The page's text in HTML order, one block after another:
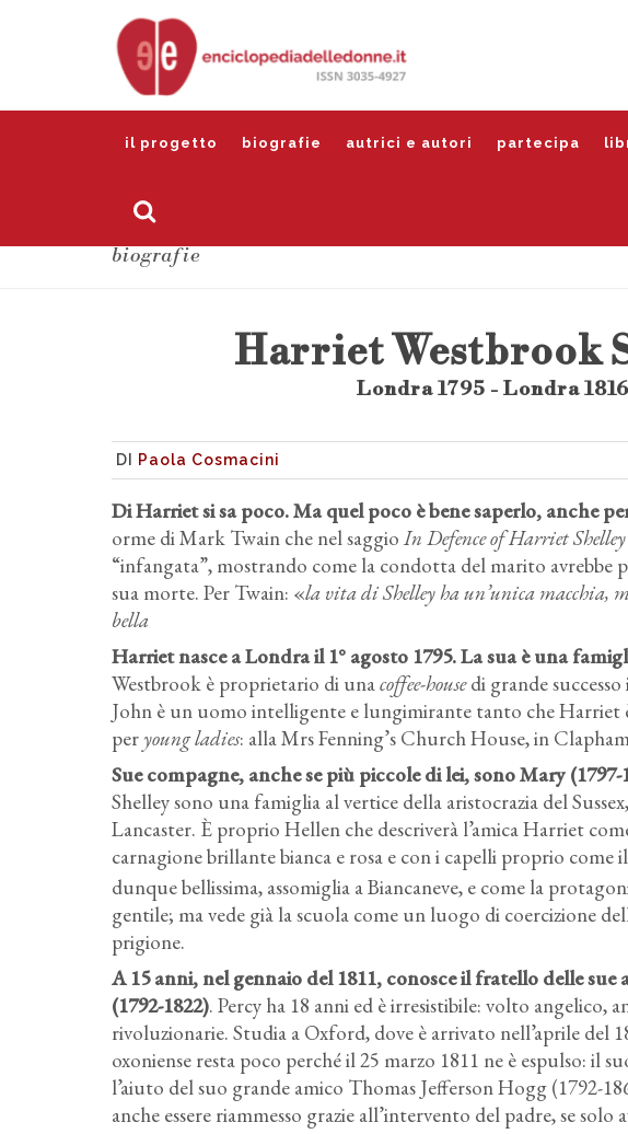
il progetto biografie autrici e autori partecipa
biografie
Harriet Westbrook
Londra 1795 - Londra 1816
DI Paola Cosmacini
Di Harriet si sa poco. Ma quel poco è bene saperlo, anche
orme di Mark Twain che nel saggio In Defence of Harriet Shelley
“infangata”, mostrando come la condotta del marito avrebbe
sua morte. Per Twain: «la vita di Shelley ha un’unica macchia,
bella
Harriet nasce a Londra il 1° agosto 1795.La sua è una
Westbrook è proprietario di unacoffee-housedi grande
John è un uomo intelligente e lungimirante tanto che Harriet
peryoung ladies: alla Mrs Fenning’s Church House, in
Sue compagne, anche se più piccole di lei, sono Mary (1797-
Shelley sono una famiglia al vertice della aristocrazia del
Lancaster. È proprio Hellen che descriverà l’amica Harriet
carnagione brillante bianca e rosa e con i capelli proprio come
dunque bellissima, assomiglia a Biancaneve, e come la
gentile; ma vede già la scuola come un luogo di coercizione
prigione.
A 15 anni, nel gennaio del 1811, conosce il fratello delle sue
(1792-1822). Percy ha 18 anni ed è irresistibile: volto angelico,
rivoluzionarie. Studia a Oxford, dove è arrivato nell’aprile del
oxoniense resta poco perché il 25 marzo 1811 ne è espulso: il
l’aiuto del suo grande amico Thomas Jefferson Hogg (1792-
anche essere riammesso grazie all’intervento del padre, se solo